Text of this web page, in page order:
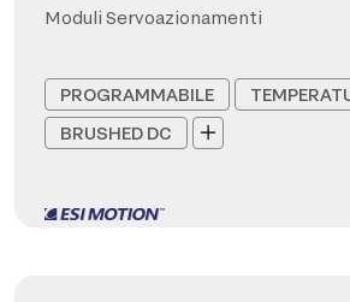
Moduli Servoazionamenti
PROGRAMMABILE
BRUSHED DC